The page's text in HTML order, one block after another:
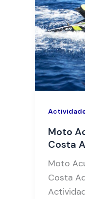
Moto
Costa
Moto
Costa